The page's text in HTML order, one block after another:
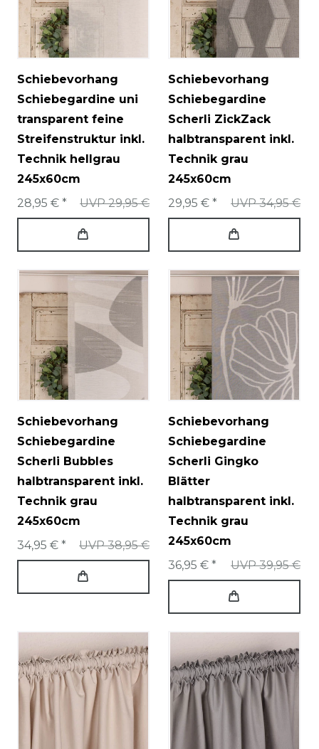
Schiebevorhang
Schiebegardine uni
transparent feine
Streifenstruktur inkl.
Technik hellgrau
245x60cm
UVP 29,95 €
28,95 € *
Schiebevorhang
Schiebegardine
Scherli ZickZack
halbtransparent inkl.
Technik grau
245x60cm
UVP 34,95 €
29,95 € *
Schiebevorhang
Schiebegardine
Scherli Bubbles
halbtransparent inkl.
Technik grau
245x60cm
UVP 38,95 €
34,95 € *
Schiebevorhang
Schiebegardine
Scherli Gingko
Blätter
halbtransparent inkl.
Technik grau
245x60cm
UVP 39,95 €
36,95 € *